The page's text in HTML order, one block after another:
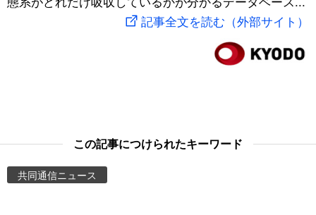
記事全文を読む（外部サイト）
この記事につけられたキーワード
共同通信ニュース